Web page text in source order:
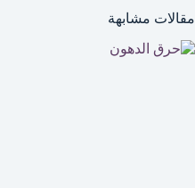
مقالات مشابهة